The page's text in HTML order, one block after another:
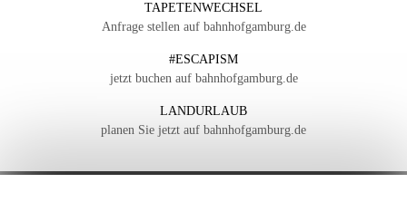
TAPETENWECHSEL
Anfrage stellen auf bahnhofgamburg.de
#ESCAPISM
jetzt buchen auf bahnhofgamburg.de
LANDURLAUB
planen Sie jetzt auf bahnhofgamburg.de